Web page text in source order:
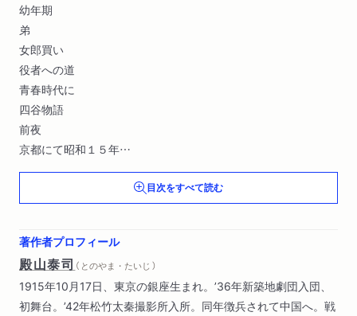
幼年期
弟
女郎買い
役者への道
青春時代に
四谷物語
前夜
京都にて昭和１５年
日本の軍隊
捕虜
解説 殿山さんのこと（吉行／淳之介）
文庫版解説 一発モンのナマ（町田／町蔵）
目次をすべて読む
著作者プロフィール
殿山泰司 （ とのやま・たいじ ）
1915年10月17日、東京の銀座生まれ。’36年新築地劇団入団、
初舞台。’42年松竹太秦撮影所入所。同年徴兵されて中国へ。戦